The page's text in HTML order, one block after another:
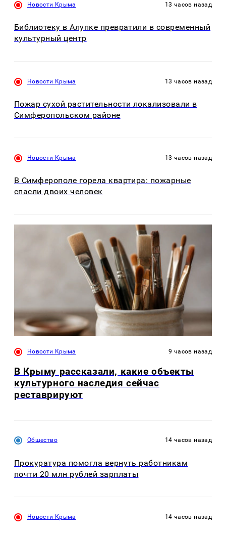
Новости Крыма 13 часов назад
Библиотеку в Алупке превратили в современный
культурный центр
Новости Крыма 13 часов назад
Пожар сухой растительности локализовали в
Симферопольском районе
Новости Крыма 13 часов назад
В Симферополе горела квартира: пожарные
спасли двоих человек
Новости Крыма 9 часов назад
В Крыму рассказали, какие объекты
культурного наследия сейчас
реставрируют
Общество 14 часов назад
Прокуратура помогла вернуть работникам
почти 20 млн рублей зарплаты
Новости Крыма 14 часов назад